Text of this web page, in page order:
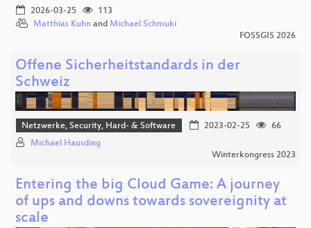
2026-03-25
113
Matthias Kuhn and Michael Schmuki
FOSSGIS 2026
Offene Sicherheitstandards in der
Schweiz
Netzwerke, Security, Hard- & Software 2023-02-25
66
Michael Hausding
Winterkongress 2023
Entering the big Cloud Game: A journey
of ups and downs towards sovereignity at
scale